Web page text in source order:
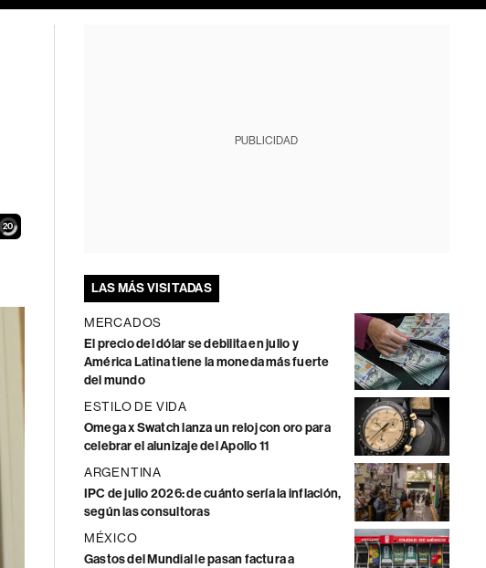
18
PUBLICIDAD
LAS MÁS VISITADAS
MERCADOS
El precio del dólar se debilita en julio y
América Latina tiene la moneda más fuerte
del mundo
ESTILO DE VIDA
Omega x Swatch lanza un reloj con oro para
celebrar el alunizaje del Apollo 11
ARGENTINA
IPC de julio 2026: de cuánto sería la inflación,
según las consultoras
MÉXICO
Gastos del Mundial le pasan factura a